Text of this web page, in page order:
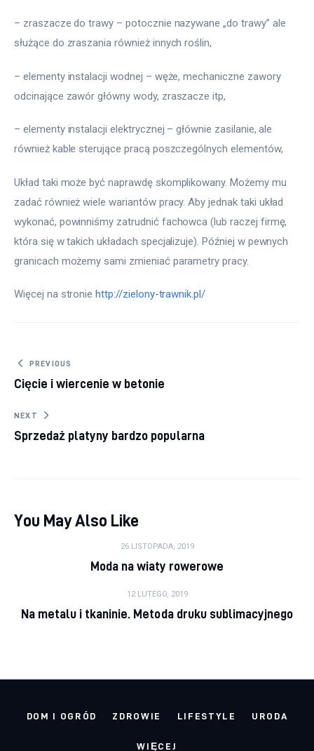
– zraszacze do trawy – potocznie nazywane „do trawy” ale
służące do zraszania również innych roślin,
– elementy instalacji wodnej – węże, mechaniczne zawory
odcinające zawór główny wody, zraszacze itp,
– elementy instalacji elektrycznej – głównie zasilanie, ale
również kable sterujące pracą poszczególnych elementów,
Układ taki może być naprawdę skomplikowany. Możemy mu
zadać również wiele wariantów pracy. Aby jednak taki układ
wykonać, powinniśmy zatrudnić fachowca (lub raczej firmę,
która się w takich układach specjalizuje). Później w pewnych
granicach możemy sami zmieniać parametry pracy.
Więcej na stronie http://zielony-trawnik.pl/
Nawigacja wpisu
PREVIOUS
Cięcie i wiercenie w betonie
NEXT
Sprzedaż platyny bardzo popularna
You May Also Like
26 LISTOPADA, 2019
Moda na wiaty rowerowe
12 LUTEGO, 2019
Na metalu i tkaninie. Metoda druku sublimacyjnego
DOM I OGRÓD ZDROWIE LIFESTYLE URODA
WIĘCEJ